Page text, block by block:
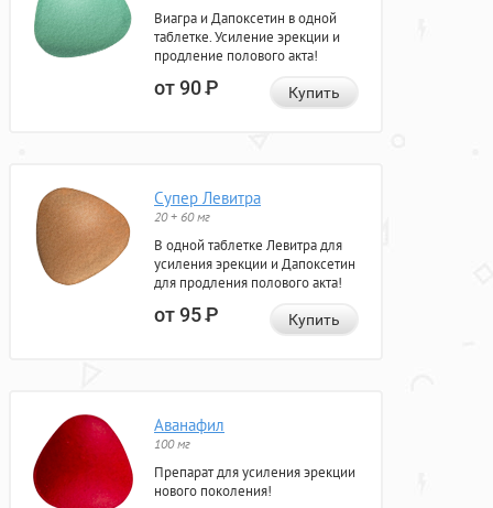
Виагра и Дапоксетин в одной
таблетке. Усиление эрекции и
продление полового акта!
от 90Р Купить
Супер Левитра
20 + 60 мг
В одной таблетке Левитра для
усиления эрекции и Дапоксетин
для продления полового акта!
от 95Р Купить
Аванафил
100 мг
Препарат для усиления эрекции
нового поколения!